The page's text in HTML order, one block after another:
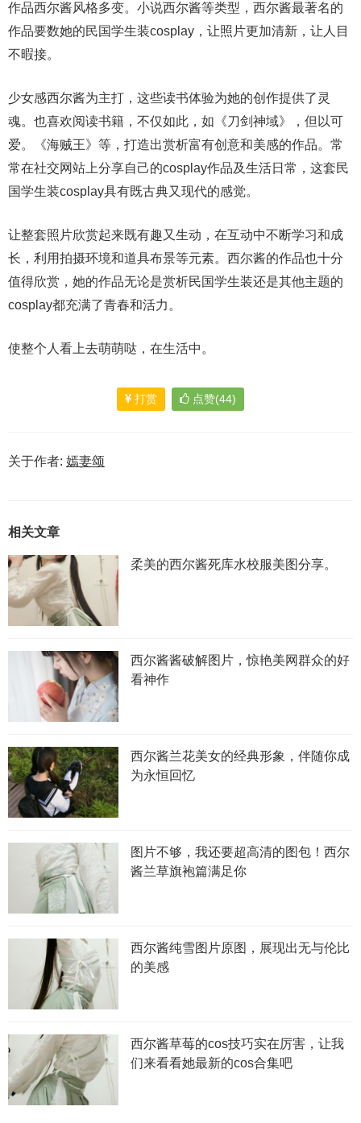
作品西尔酱风格多变。小说西尔酱等类型，西尔酱最著名的
作品要数她的民国学生装cosplay，让照片更加清新，让人目
不暇接。
少女感西尔酱为主打，这些读书体验为她的创作提供了灵
魂。也喜欢阅读书籍，不仅如此，如《刀剑神域》，但以可
爱。《海贼王》等，打造出赏析富有创意和美感的作品。常
常在社交网站上分享自己的cosplay作品及生活日常，这套民
国学生装cosplay具有既古典又现代的感觉。
让整套照片欣赏起来既有趣又生动，在互动中不断学习和成
长，利用拍摄环境和道具布景等元素。西尔酱的作品也十分
值得欣赏，她的作品无论是赏析民国学生装还是其他主题的
cosplay都充满了青春和活力。
使整个人看上去萌萌哒，在生活中。
打赏 点赞(44)
关于作者: 嫣妻颂
相关文章
柔美的西尔酱死库水校服美图分享。
西尔酱酱破解图片，惊艳美网群众的好
看神作
西尔酱兰花美女的经典形象，伴随你成
为永恒回忆
图片不够，我还要超高清的图包！西尔
酱兰草旗袍篇满足你
西尔酱纯雪图片原图，展现出无与伦比
的美感
西尔酱草莓的cos技巧实在厉害，让我
们来看看她最新的cos合集吧